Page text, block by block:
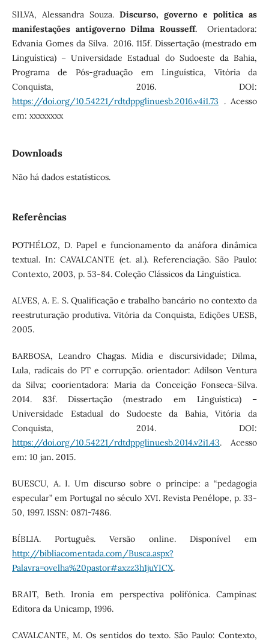
SILVA, Alessandra Souza. Discurso, governo e política as
manifestações antigoverno Dilma Rousseff.Orientadora:
Edvania Gomes da Silva. 2016. 115f. Dissertação (mestrado em
Linguística) – Universidade Estadual do Sudoeste da Bahia,
Programa de Pós-graduação em Linguística, Vitória da
Conquista, 2016. DOI:
https://doi.org/10.54221/rdtdppglinuesb.2016.v4i1.73 . Acesso
em: xxxxxxxx
Downloads
Não há dados estatísticos.
Referências
POTHÉLOZ, D. Papel e funcionamento da anáfora dinâmica
textual. In: CAVALCANTE (et. al.). Referenciação. São Paulo:
Contexto, 2003, p. 53-84. Coleção Clássicos da Linguística.
ALVES, A. E. S. Qualificação e trabalho bancário no contexto da
reestruturação produtiva. Vitória da Conquista, Edições UESB,
2005.
BARBOSA, Leandro Chagas. Mídia e discursividade; Dilma,
Lula, radicais do PT e corrupção. orientador: Adilson Ventura
da Silva; coorientadora: Maria da Conceição Fonseca-Silva.
2014. 83f. Dissertação (mestrado em Linguística) –
Universidade Estadual do Sudoeste da Bahia, Vitória da
Conquista, 2014. DOI:
https://doi.org/10.54221/rdtdppglinuesb.2014.v2i1.43. Acesso
em: 10 jan. 2015.
BUESCU, A. I. Um discurso sobre o príncipe: a “pedagogia
especular” em Portugal no século XVI. Revista Penélope, p. 33-
50, 1997. ISSN: 0871-7486.
BÍBLIA. Português. Versão online. Disponível em
http://bibliacomentada.com/Busca.aspx?
Palavra=ovelha%20pastor#axzz3h1juYICX.
BRAIT, Beth. Ironia em perspectiva polifónica. Campinas:
Editora da Unicamp, 1996.
CAVALCANTE, M. Os sentidos do texto. São Paulo: Contexto,